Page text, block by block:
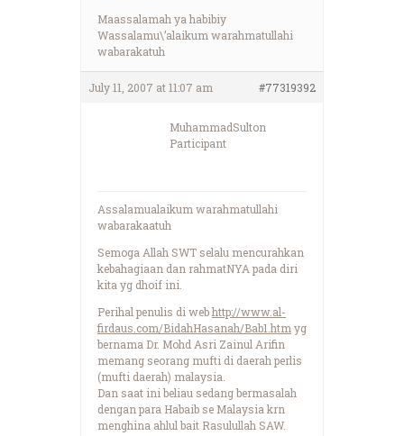
Maassalamah ya habibiy
Wassalamu\’alaikum warahmatullahi
wabarakatuh
July 11, 2007 at 11:07 am #77319392
MuhammadSulton
Participant
Assalamualaikum warahmatullahi
wabarakaatuh
Semoga Allah SWT selalu mencurahkan
kebahagiaan dan rahmatNYA pada diri
kita yg dhoif ini.
Perihal penulis di webhttp://www.al-
firdaus.com/BidahHasanah/Bab1.htm yg
bernama Dr. Mohd Asri Zainul Arifin
memang seorang mufti di daerah perlis
(mufti daerah) malaysia.
Dan saat ini beliau sedang bermasalah
dengan para Habaib se Malaysia krn
menghina ahlul bait Rasulullah SAW.